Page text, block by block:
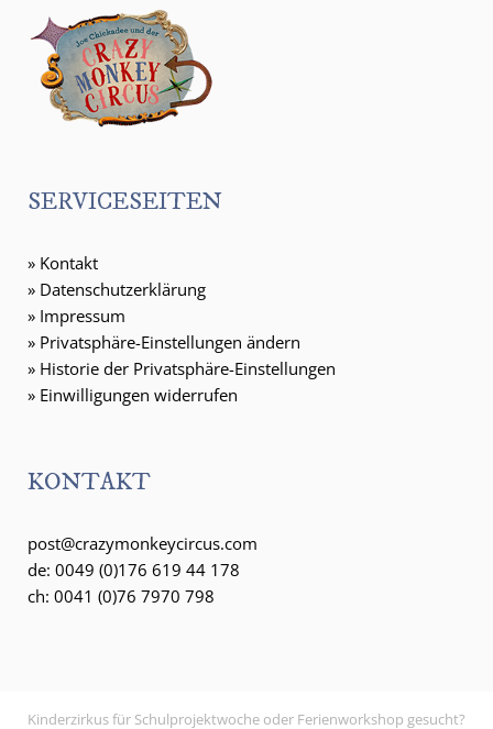
SERVICESEITEN
» Kontakt
» Datenschutzerklärung
» Impressum
» Privatsphäre-Einstellungen ändern
» Historie der Privatsphäre-Einstellungen
» Einwilligungen widerrufen
KONTAKT
post@crazymonkeycircus.com
de: 0049 (0)176 619 44 178
ch: 0041 (0)76 7970 798
Kinderzirkus für Schulprojektwoche oder Ferienworkshop gesucht?